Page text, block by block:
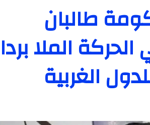
طالبان
الملا
الغربية